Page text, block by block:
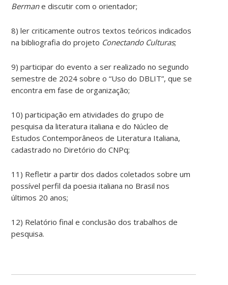
Bermane discutir com o orientador;
8) ler criticamente outros textos teóricos indicados
na bibliografia do projeto Conectando Culturas;
9) participar do evento a ser realizado no segundo
semestre de 2024 sobre o “Uso do DBLIT”, que se
encontra em fase de organização;
10) participação em atividades do grupo de
pesquisa da literatura italiana e do Núcleo de
Estudos Contemporâneos de Literatura Italiana,
cadastrado no Diretório do CNPq;
11) Refletir a partir dos dados coletados sobre um
possível perfil da poesia italiana no Brasil nos
últimos 20 anos;
12) Relatório final e conclusão dos trabalhos de
pesquisa.